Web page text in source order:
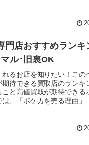
門店おすすめランキ
ル･旧裏OK
るお店を知りたい！この
待できる買取店のランキ
と高値買取が期待できる
、「ポケカを売る理由」...